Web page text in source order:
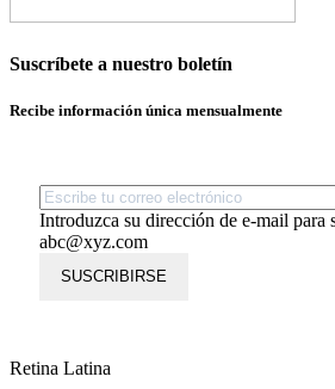
Suscríbete a nuestro boletín
Recibe información única mensualmente
Introduzca su dirección de e-mail para
abc@xyz.com
SUSCRIBIRSE
Retina Latina